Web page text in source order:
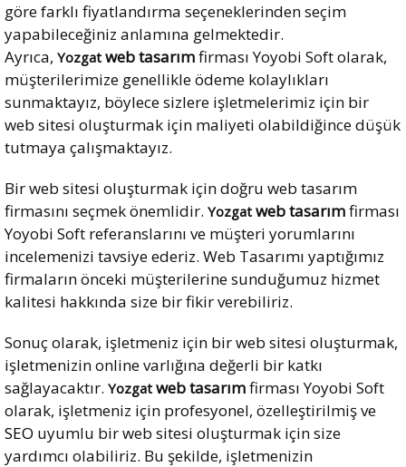
göre farklı fiyatlandırma seçeneklerinden seçim
yapabileceğiniz anlamına gelmektedir.
Ayrıca, Yozgat web tasarımfirması Yoyobi Soft olarak,
müşterilerimize genellikle ödeme kolaylıkları
sunmaktayız, böylece sizlere işletmelerimiz için bir
web sitesi oluşturmak için maliyeti olabildiğince düşük
tutmaya çalışmaktayız.
Bir web sitesi oluşturmak için doğru web tasarım
firmasını seçmek önemlidir. Yozgat web tasarımfirması
Yoyobi Soft referanslarını ve müşteri yorumlarını
incelemenizi tavsiye ederiz. Web Tasarımı yaptığımız
firmaların önceki müşterilerine sunduğumuz hizmet
kalitesi hakkında size bir fikir verebiliriz.
Sonuç olarak, işletmeniz için bir web sitesi oluşturmak,
işletmenizin online varlığına değerli bir katkı
sağlayacaktır. Yozgat web tasarımfirması Yoyobi Soft
olarak, işletmeniz için profesyonel, özelleştirilmiş ve
SEO uyumlu bir web sitesi oluşturmak için size
yardımcı olabiliriz. Bu şekilde, işletmenizin